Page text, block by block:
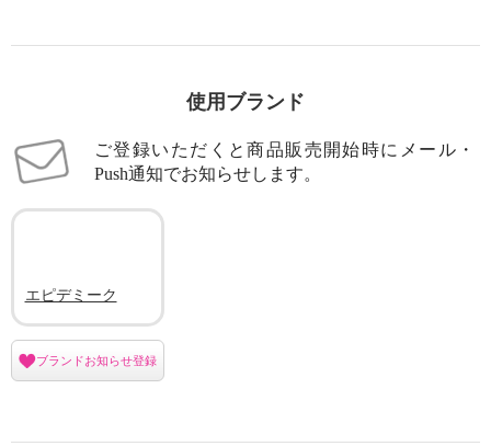
使用ブランド
ご登録いただくと商品販売開始時にメール・
Push通知でお知らせします。
エピデミーク
ブランドお知らせ登録